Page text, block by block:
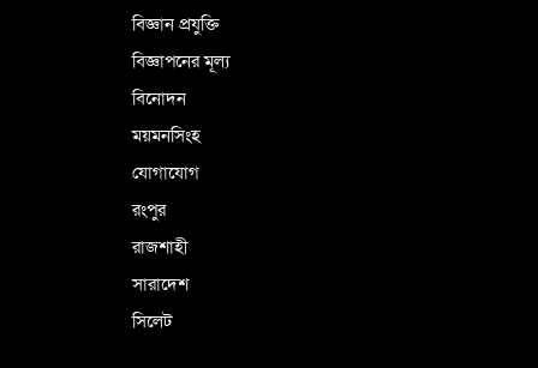
বিজ্ঞান প্রযুক্তি
বিজ্ঞাপনের মূল্য
বিনোদন
ময়মনসিংহ
যোগাযোগ
রংপুর
রাজশাহী
সারাদেশ
সিলেট